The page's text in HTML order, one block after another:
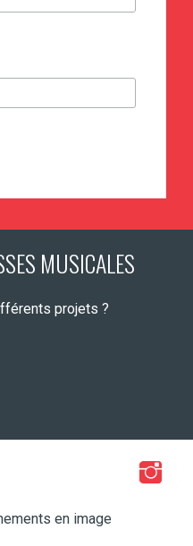
MUSICALES
projets ?
en image